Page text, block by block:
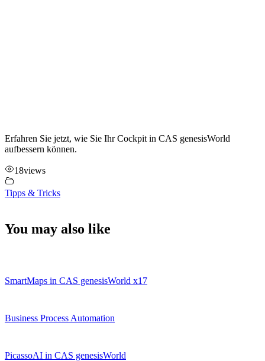
Erfahren Sie jetzt, wie Sie Ihr Cockpit in CAS genesisWorld
aufbessern können.
18views
Tipps & Tricks
You may also like
SmartMaps in CAS genesisWorld x17
Business Process Automation
PicassoAI in CAS genesisWorld